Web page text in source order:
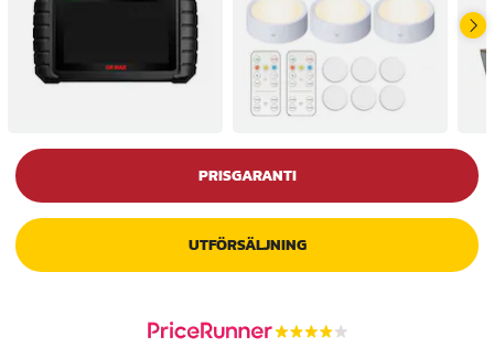
PRISGARANTI
UTFÖRSÄLJNING